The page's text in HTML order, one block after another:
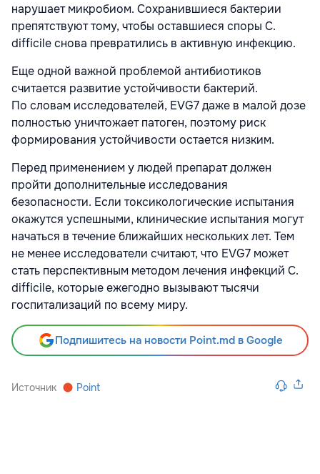
нарушает микробиом. Сохранившиеся бактерии
препятствуют тому, чтобы оставшиеся споры C.
difficile снова превратились в активную инфекцию.
Еще одной важной проблемой антибиотиков
считается развитие устойчивости бактерий.
По словам исследователей, EVG7 даже в малой дозе
полностью уничтожает патоген, поэтому риск
формирования устойчивости остается низким.
Перед применением у людей препарат должен
пройти дополнительные исследования
безопасности. Если токсикологические испытания
окажутся успешными, клинические испытания могут
начаться в течение ближайших нескольких лет. Тем
не менее исследователи считают, что EVG7 может
стать перспективным методом лечения инфекций C.
difficile, которые ежегодно вызывают тысячи
госпитализаций по всему миру.
Подпишитесь на новости Point.md в Google
Источник Point